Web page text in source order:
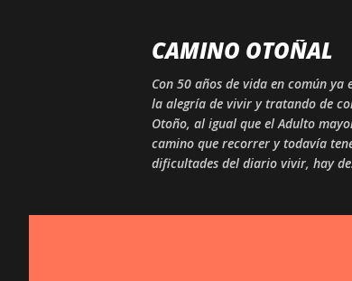
CAMINO OTOÑAL
Con 50 años de vida en común
la alegría de vivir y tratando de
Otoño, al igual que el Adulto
camino que recorrer y todavía
dificultades del diario vivir, hay